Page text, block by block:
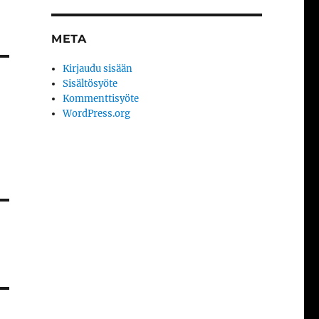
META
Kirjaudu sisään
Sisältösyöte
Kommenttisyöte
WordPress.org